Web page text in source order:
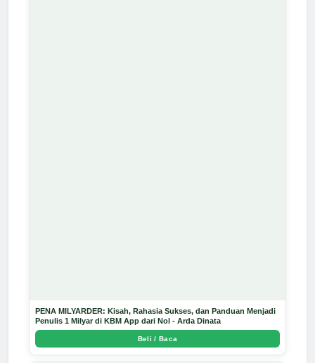
PENA MILYARDER: Kisah, Rahasia Sukses, dan Panduan Menjadi
Penulis 1 Milyar di KBM App dari Nol - Arda Dinata
Beli / Baca